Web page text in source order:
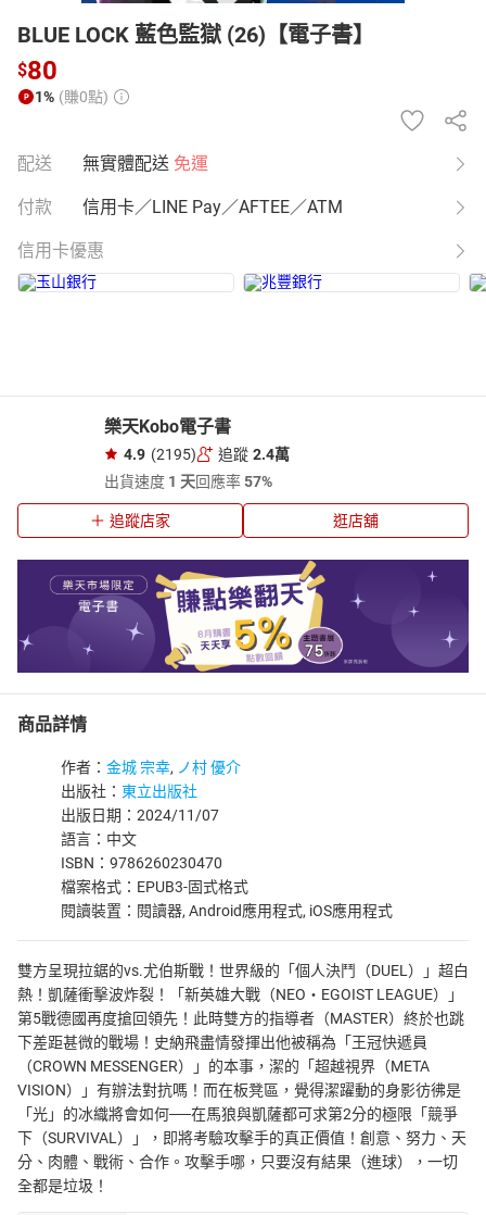
BLUE LOCK 藍色監獄 (26)【電子書】
$80
1% (賺0點)
配送 無實體配送 免運
付款 信用卡／LINE Pay／AFTEE／ATM
信用卡優惠
樂天Kobo電子書
4.9 (2195) 追蹤 2.4萬
出貨速度 1 天回應率57%
追蹤店家 逛店舖
商品詳情
作者： 金城 宗幸, ノ村 優介
出版社： 東立出版社
出版日期：2024/11/07
語言：中文
ISBN：9786260230470
檔案格式：EPUB3-固式格式
閱讀裝置：閱讀器, Android應用程式, iOS應用程式
雙方呈現拉鋸的vs.尤伯斯戰！世界級的「個人決鬥（DUEL）」超白
熱！凱薩衝擊波炸裂！「新英雄大戰（NEO‧EGOIST LEAGUE）」
第5戰德國再度搶回領先！此時雙方的指導者（MASTER）終於也跳
下差距甚微的戰場！史納飛盡情發揮出他被稱為「王冠快遞員
（CROWN MESSENGER）」的本事，潔的「超越視界（META
VISION）」有辦法對抗嗎！而在板凳區，覺得潔躍動的身影彷彿是
「光」的冰織將會如何──在馬狼與凱薩都可求第2分的極限「競爭
下（SURVIVAL）」，即將考驗攻擊手的真正價值！創意、努力、天
分、肉體、戰術、合作。攻擊手哪，只要沒有結果（進球），一切
全都是垃圾！